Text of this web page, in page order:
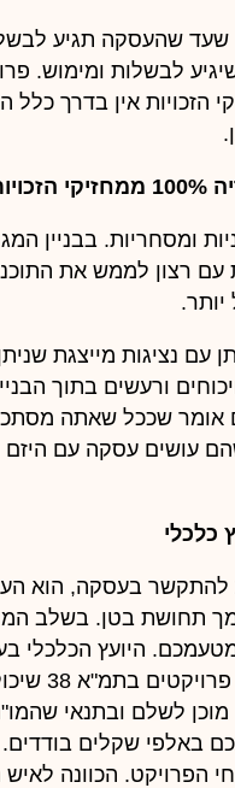
שעד שהעסקה תגיע
לבשלות ומימוש.
הזכויות אין בדרך
ומסחריות. בבניין
מחזיקי זכויות עם רצון
יותר.
עם נציגות מייצגת
ורעשים בתוך
שככל שאתה
עושים עסקה עם
כלכלי
להתקשר בעסקה, הוא
תחושת בטן. בשלב
היועץ הכלכלי
יש כיום
לשלם ובתנאי שהמו"מ
באלפי שקלים
הפרויקט. הכוונה